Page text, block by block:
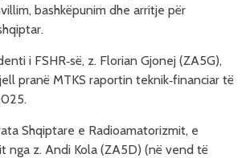
bashkëpunim dhe arritje për
i FSHR‑së, z. Florian Gjonej (ZA5G),
pranë MTKS raportin teknik‑financiar të
Shqiptare e Radioamatorizmit, e
nga z. Andi Kola (ZA5D) (në vend të